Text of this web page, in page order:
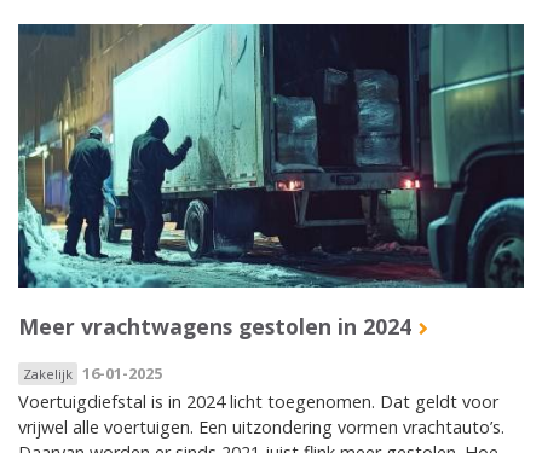
Meer vrachtwagens gestolen in 2024
Zakelijk 16-01-2025
Voertuigdiefstal is in 2024 licht toegenomen. Dat geldt voor
vrijwel alle voertuigen. Een uitzondering vormen vrachtauto’s.